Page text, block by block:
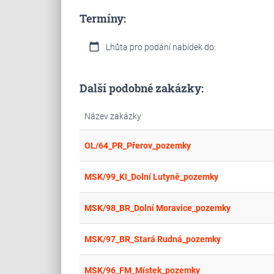
Termíny:
calendar_today Lhůta pro podání nabídek do:
Další podobné zakázky:
Název zakázky
OL/64_PR_Přerov_pozemky
MSK/99_KI_Dolní Lutyně_pozemky
MSK/98_BR_Dolní Moravice_pozemky
MSK/97_BR_Stará Rudná_pozemky
MSK/96_FM_Místek_pozemky